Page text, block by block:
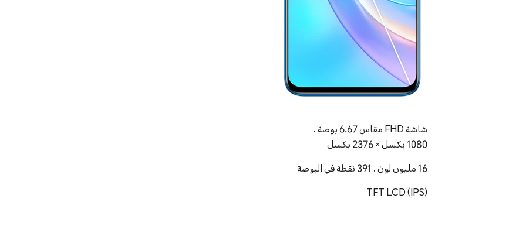
شاشة FHD مقاس 6.67 بوصة ،
1080 بكسل × 2376 بكسل
16 مليون لون ، 391 نقطة في البوصة
TFT LCD (IPS)